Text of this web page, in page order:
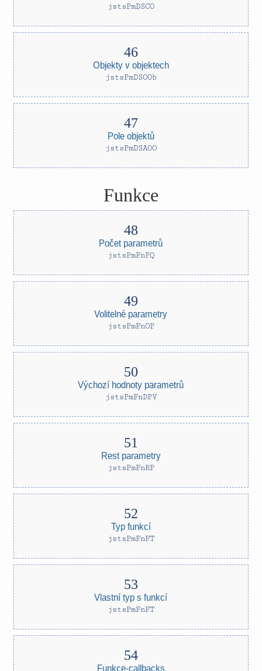
jstsPmDSCO
Objekty v objektech
jstsPmDSOOb
Pole objektů
jstsPmDSAOO
Funkce
Počet parametrů
jstsPmFnPQ
Volitelné parametry
jstsPmFnOP
Výchozí hodnoty parametrů
jstsPmFnDPV
Rest parametry
jstsPmFnRP
Typ funkcí
jstsPmFnFT
Vlastní typ s funkcí
jstsPmFnFT
Funkce-callbacks